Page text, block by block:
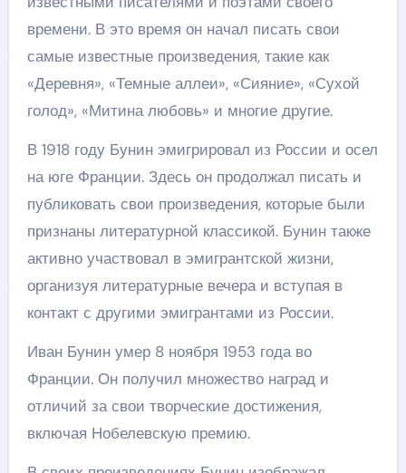
времени. В это время он начал писать свои
самые известные произведения, такие как
«Деревня», «Темные аллеи», «Сияние», «Сухой
голод», «Митина любовь» и многие другие.
В 1918 году Бунин эмигрировал из России и осел
на юге Франции. Здесь он продолжал писать и
публиковать свои произведения, которые были
признаны литературной классикой. Бунин также
активно участвовал в эмигрантской жизни,
организуя литературные вечера и вступая в
контакт с другими эмигрантами из России.
Иван Бунин умер 8 ноября 1953 года во
Франции. Он получил множество наград и
отличий за свои творческие достижения,
включая Нобелевскую премию.